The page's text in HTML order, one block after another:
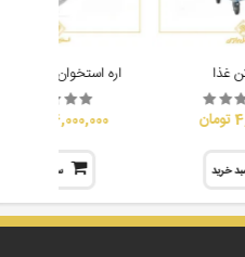
غذا
خرید
اره استخوان بر Omega
24,000,000 تومان
سبد خرید